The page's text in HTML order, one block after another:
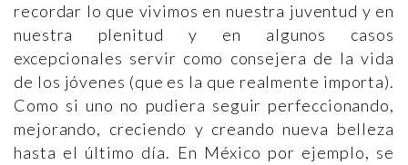
recordar lo que vivimos en nuestra juventud y en
nuestra plenitud y en algunos casos
excepcionales servir como consejera de la vida
de los jóvenes (que es la que realmente importa).
Como si uno no pudiera seguir perfeccionando,
mejorando, creciendo y creando nueva belleza
hasta el último día. En México por ejemplo, se